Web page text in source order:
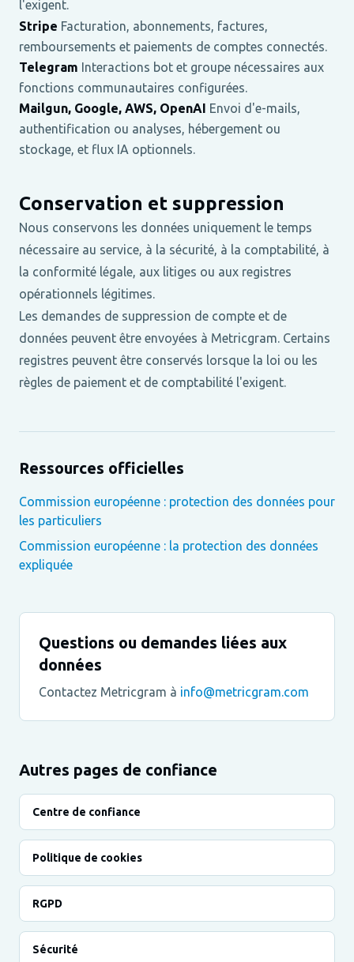
l'exigent.
Stripe Facturation, abonnements, factures,
remboursements et paiements de comptes connectés.
Telegram Interactions bot et groupe nécessaires aux
fonctions communautaires configurées.
Mailgun, Google, AWS, OpenAI Envoi d'e-mails,
authentification ou analyses, hébergement ou
stockage, et flux IA optionnels.
Conservation et suppression
Nous conservons les données uniquement le temps
nécessaire au service, à la sécurité, à la comptabilité, à
la conformité légale, aux litiges ou aux registres
opérationnels légitimes.
Les demandes de suppression de compte et de
données peuvent être envoyées à Metricgram. Certains
registres peuvent être conservés lorsque la loi ou les
règles de paiement et de comptabilité l'exigent.
Ressources officielles
Commission européenne : protection des données pour
les particuliers
Commission européenne : la protection des données
expliquée
Questions ou demandes liées aux
données
Contactez Metricgram à info@metricgram.com
Autres pages de confiance
Centre de confiance
Politique de cookies
RGPD
Sécurité